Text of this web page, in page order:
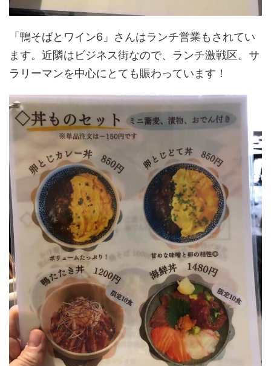
「鴨そばとワイン6」さんはランチ営業もされてい
ます。近隣はビジネス街なので、ランチ激戦区。サ
ラリーマンを中心にとても賑わっています！